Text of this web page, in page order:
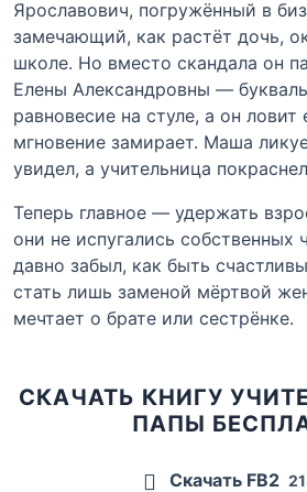
Ярославович, погружённый в
замечающий, как растёт дочь,
школе. Но вместо скандала он
Елены Александровны —
равновесие на стуле, а он ловит
мгновение замирает. Маша
увидел, а учительница
Теперь главное — удержать
они не испугались собственных
давно забыл, как быть
стать лишь заменой мёртвой
мечтает о брате или сестрёнке.
СКАЧАТЬ КНИГУ
ПАПЫ
Скачать FB2